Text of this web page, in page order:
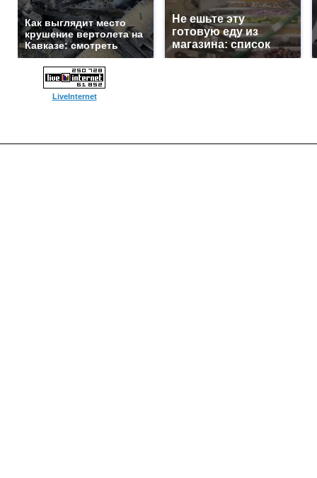
Как выглядит место
крушение вертолета на
Кавказе: смотреть
Не ешьте эту
готовую еду из
магазина: список
LiveInternet